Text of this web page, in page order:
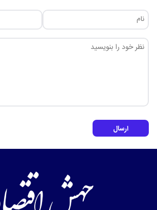
ارسال